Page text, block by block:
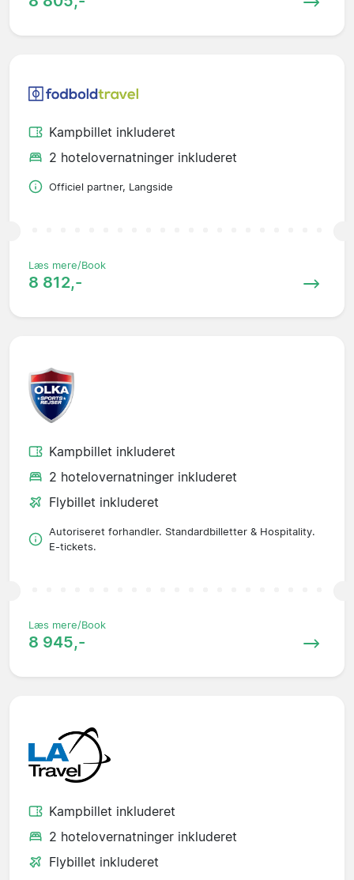
Kampbillet inkluderet
2 hotelovernatninger inkluderet
Officiel partner, Langside
Læs mere/Book
8 812,-
Kampbillet inkluderet
2 hotelovernatninger inkluderet
Flybillet inkluderet
Autoriseret forhandler. Standardbilletter & Hospitality.
E-tickets.
Læs mere/Book
8 945,-
Kampbillet inkluderet
2 hotelovernatninger inkluderet
Flybillet inkluderet